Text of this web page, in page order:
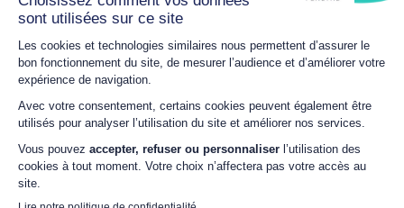
Portail battant
Gypass
Produit installé àQuimper
parL'Expert FenêtreMarc-Antoine Sellier à Quimper